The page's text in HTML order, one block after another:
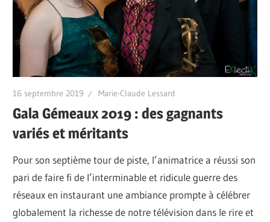
16 septembre 2019 Marie-Claude Lessard
Gala Gémeaux 2019 : des gagnants
variés et méritants
Pour son septième tour de piste, l’animatrice a réussi son
pari de faire fi de l’interminable et ridicule guerre des
réseaux en instaurant une ambiance prompte à célébrer
globalement la richesse de notre télévision dans le rire et